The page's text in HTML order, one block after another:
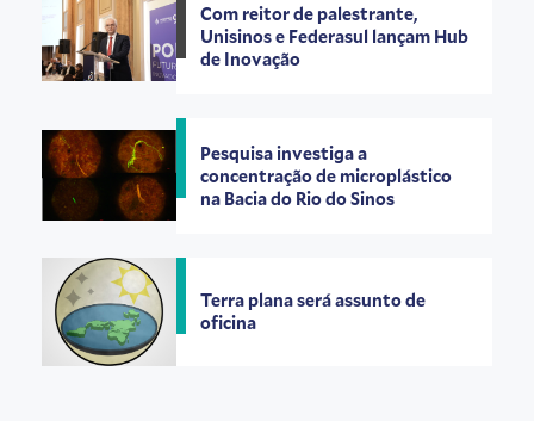
Com reitor de palestrante,
Unisinos e Federasul lançam Hub
de Inovação
Pesquisa investiga a
concentração de microplástico
na Bacia do Rio do Sinos
Terra plana será assunto de
oficina